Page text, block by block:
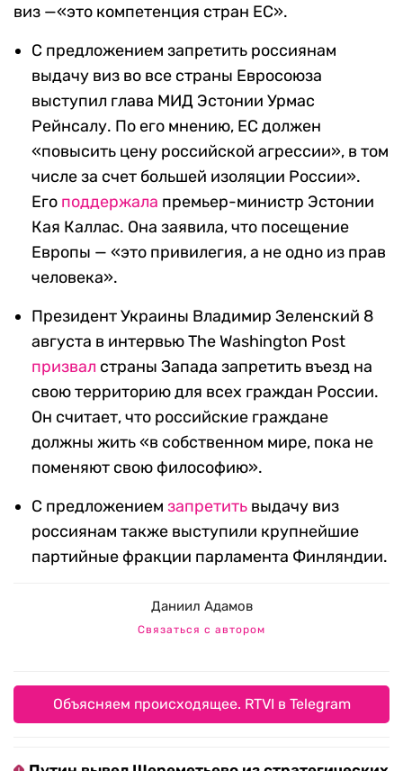
виз —«это компетенция стран ЕС».
С предложением запретить россиянам
выдачу виз во все страны Евросоюза
выступил глава МИД Эстонии Урмас
Рейнсалу. По его мнению, ЕС должен
«повысить цену российской агрессии», в том
числе за счет большей изоляции России».
Его поддержала премьер-министр Эстонии
Кая Каллас. Она заявила, что посещение
Европы — «это привилегия, а не одно из прав
человека».
Президент Украины Владимир Зеленский 8
августа в интервью The Washington Post
призвал страны Запада запретить въезд на
свою территорию для всех граждан России.
Он считает, что российские граждане
должны жить «в собственном мире, пока не
поменяют свою философию».
С предложением запретить выдачу виз
россиянам также выступили крупнейшие
партийные фракции парламента Финляндии.
Даниил Адамов
Связаться с автором
Объясняем происходящее. RTVI в Telegram